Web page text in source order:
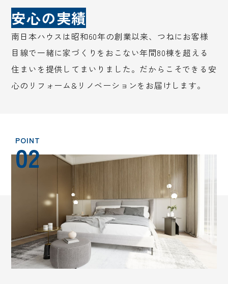
安心の実績
南日本ハウスは昭和60年の創業以来、つねにお客様
目線で一緒に家づくりをおこない年間80棟を超える
住まいを提供してまいりました。だからこそできる安
心のリフォーム&リノベーションをお届けします。
02